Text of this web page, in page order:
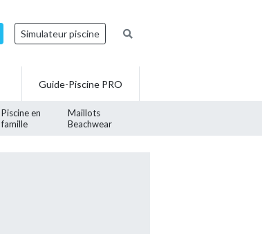
Simulateur piscine
Piscine en
famille
Maillots
Beachwear
Guide-Piscine PRO